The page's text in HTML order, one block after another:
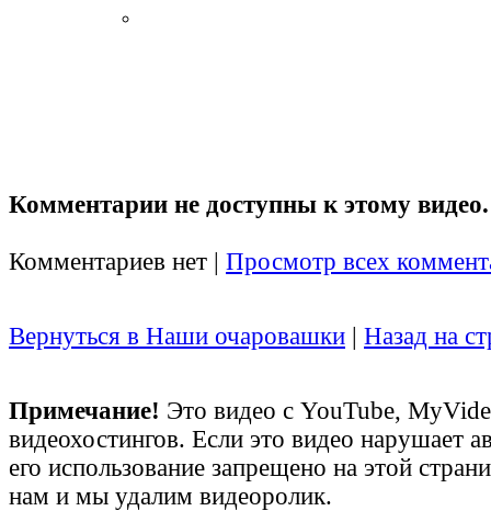
Комментарии не доступны к этому видео.
Комментариев нет | Просмотр всех
Вернуться в Наши очаровашки | Назад на
Примечание! Это видео с YouTube,
видеохостингов. Если это видео нарушает
его использование запрещено на этой
нам и мы удалим видеоролик.